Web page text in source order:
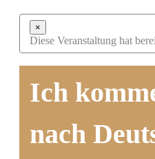
×
Diese Veranstaltung hat
Ich
nach